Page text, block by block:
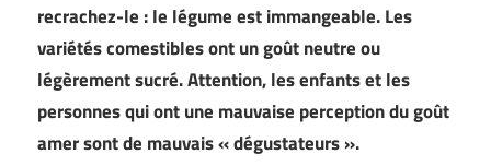
recrachez-le : le légume est immangeable. Les
variétés comestibles ont un goût neutre ou
légèrement sucré. Attention, les enfants et les
personnes qui ont une mauvaise perception du goût
amer sont de mauvais « dégustateurs ».